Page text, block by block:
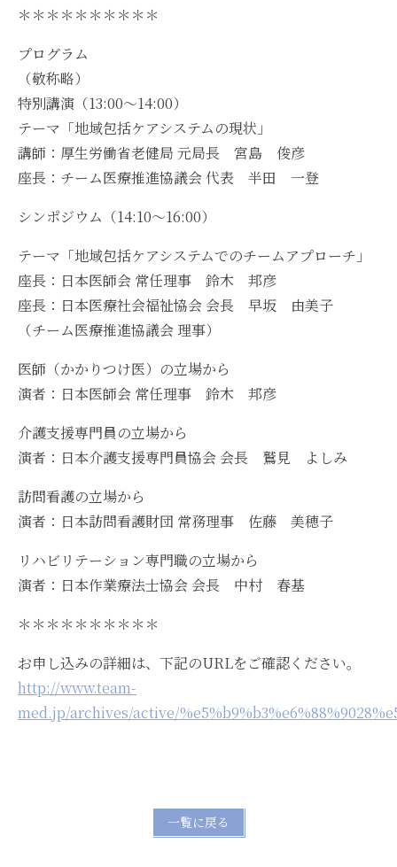
＊＊＊＊＊＊＊＊＊＊
プログラム
（敬称略）
特別講演（13:00～14:00）
テーマ「地域包括ケアシステムの現状」
講師：厚生労働省老健局 元局長 宮島 俊彦
座長：チーム医療推進協議会 代表 半田 一登
シンポジウム（14:10～16:00）
テーマ「地域包括ケアシステムでのチームアプローチ」
座長：日本医師会 常任理事 鈴木 邦彦
座長：日本医療社会福祉協会 会長 早坂 由美子
（チーム医療推進協議会 理事）
医師（かかりつけ医）の立場から
演者：日本医師会 常任理事 鈴木 邦彦
介護支援専門員の立場から
演者：日本介護支援専門員協会 会長 鷲見 よしみ
訪問看護の立場から
演者：日本訪問看護財団 常務理事 佐藤 美穂子
リハビリテーション専門職の立場から
演者：日本作業療法士協会 会長 中村 春基
＊＊＊＊＊＊＊＊＊＊
お申し込みの詳細は、下記のURLをご確認ください。
http://www.team-
med.jp/archives/active/
一覧に戻る